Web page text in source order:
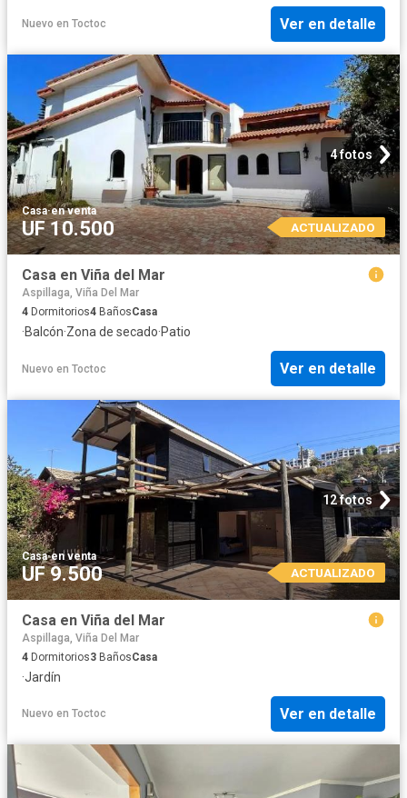
Nuevo en Toctoc Ver en detalle
4 fotos
Casa·en venta
UF 10.500 ACTUALIZADO
Casa en Viña del Mar
Aspillaga, Viña Del Mar
4 Dormitorios4 BañosCasa
·Balcón·Zona de secado·Patio
Nuevo en Toctoc Ver en detalle
12 fotos
Casa·en venta
UF 9.500 ACTUALIZADO
Casa en Viña del Mar
Aspillaga, Viña Del Mar
4 Dormitorios3 BañosCasa
·Jardín
Nuevo en Toctoc Ver en detalle